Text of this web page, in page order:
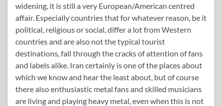
widening, it is still a very European/American centred
affair. Especially countries that for whatever reason, be it
political, religious or social, differ a lot from Western
countries and are also not the typical tourist
destinations, fall through the cracks of attention of fans
and labels alike. Iran certainly is one of the places about
which we know and hear the least about, but of course
there also enthusiastic metal fans and skilled musicians
are living and playing heavy metal, even when this is not